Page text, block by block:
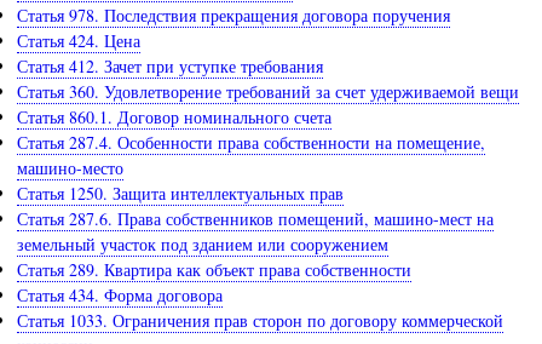
Статья 978. Последствия прекращения договора поручения
Статья 424. Цена
Статья 412. Зачет при уступке требования
Статья 360. Удовлетворение требований за счет удерживаемой вещи
Статья 860.1. Договор номинального счета
Статья 287.4. Особенности права собственности на помещение,
машино-место
Статья 1250. Защита интеллектуальных прав
Статья 287.6. Права собственников помещений, машино-мест на
земельный участок под зданием или сооружением
Статья 289. Квартира как объект права собственности
Статья 434. Форма договора
Статья 1033. Ограничения прав сторон по договору коммерческой